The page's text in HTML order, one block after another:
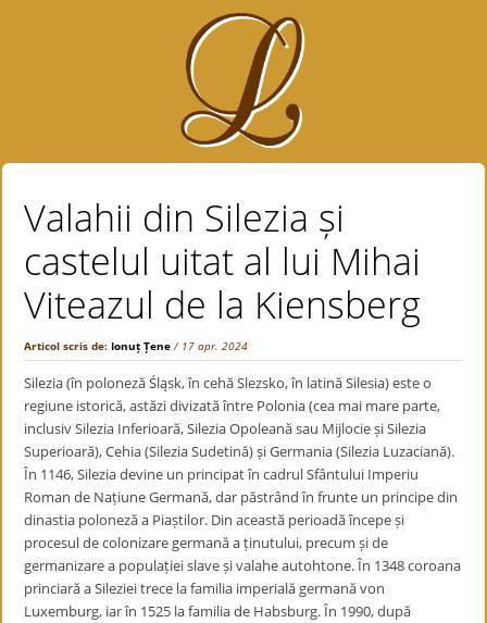
Valahii din Silezia și
castelul uitat al lui Mihai
Viteazul de la Kiensberg
Articol scris de:Ionuț Țene / 17 apr. 2024
Silezia (în poloneză Śląsk, în cehă Slezsko, în latină Silesia) este o
regiune istorică, astăzi divizată între Polonia (cea mai mare parte,
inclusiv Silezia Inferioară, Silezia Opoleană sau Mijlocie și Silezia
Superioară), Cehia (Silezia Sudetină) și Germania (Silezia Luzaciană).
În 1146, Silezia devine un principat în cadrul Sfântului Imperiu
Roman de Națiune Germană, dar păstrând în frunte un principe din
dinastia poloneză a Piaștilor. Din această perioadă începe și
procesul de colonizare germană a ținutului, precum și de
germanizare a populației slave și valahe autohtone. În 1348 coroana
princiară a Sileziei trece la familia imperială germană von
Luxemburg, iar în 1525 la familia de Habsburg. În 1990, după